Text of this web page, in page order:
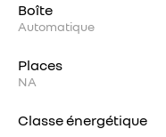
Boîte
Automatique
Places
NA
Classe énergétique